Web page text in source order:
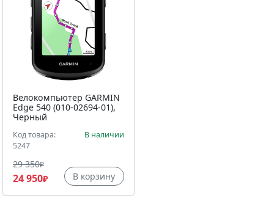
Велокомпьютер GARMIN
Edge 540 (010-02694-01),
Черный
Код товара:
5247
В наличии
29 350₽
24 950₽ В корзину